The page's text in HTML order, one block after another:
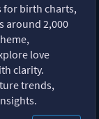
for birth charts,
around 2,000
love
clarity.
trends,